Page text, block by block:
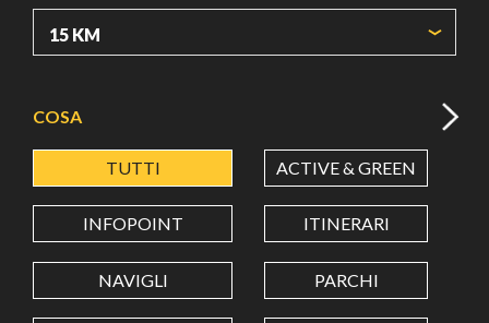
LATITUDINE
LONGITUDINE
COSA
TUTTI ACTIVE & GREEN
INFOPOINT ITINERARI
NAVIGLI PARCHI